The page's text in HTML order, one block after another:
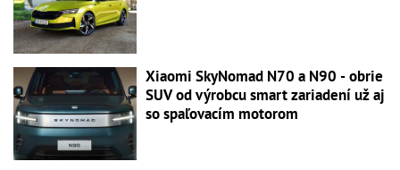
Xiaomi SkyNomad N70 a N90 - obrie
SUV od výrobcu smart zariadení už aj
so spaľovacím motorom